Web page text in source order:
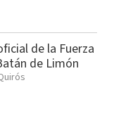
de la Fuerza
de Limón